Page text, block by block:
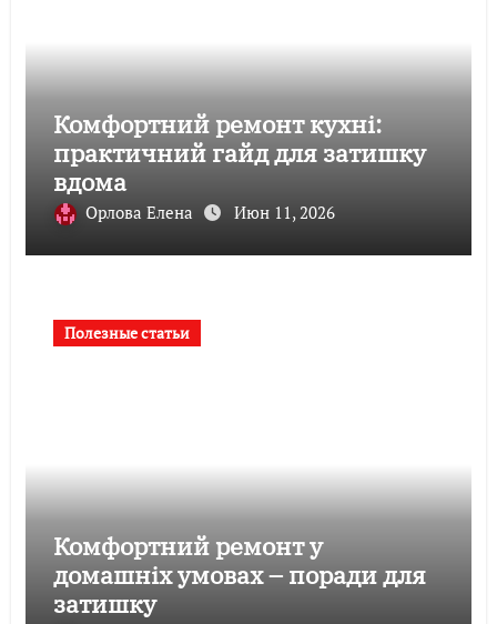
Комфортний ремонт кухні:
практичний гайд для затишку
вдома
Орлова Елена Июн 11, 2026
Полезные статьи
Комфортний ремонт у
домашніх умовах – поради для
затишку